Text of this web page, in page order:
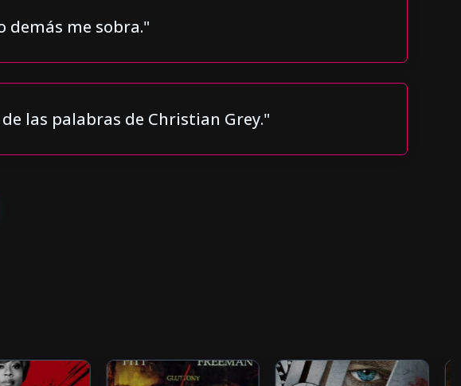
demás me sobra."
las palabras de Christian Grey."